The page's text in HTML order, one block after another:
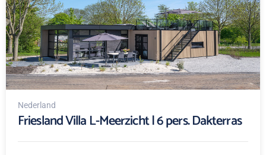
Nederland
Friesland Villa L-Meerzicht | 6 pers. Dakterras